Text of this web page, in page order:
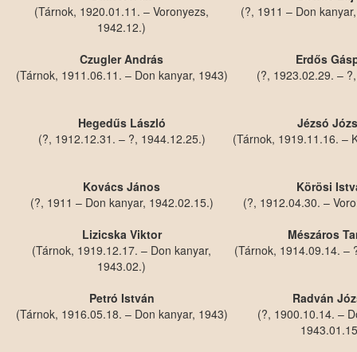
(Tárnok, 1920.01.11. – Voronyezs,
1942.12.)
(?, 1911 – Don
Czugler András
(Tárnok, 1911.06.11. – Don kanyar, 1943)
Erdős
(?, 1923.02.29. –
Hegedűs László
(?, 1912.12.31. – ?, 1944.12.25.)
Jézsó
(Tárnok, 1919.11.16. –
Kovács János
(?, 1911 – Don kanyar, 1942.02.15.)
Körösi
(?, 1912.04.30. –
Lizicska Viktor
(Tárnok, 1919.12.17. – Don kanyar,
1943.02.)
Mészáros
(Tárnok, 1914.09.14. –
Petró István
(Tárnok, 1916.05.18. – Don kanyar, 1943)
Radván
(?, 1900.10.14. –